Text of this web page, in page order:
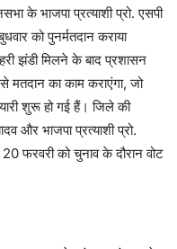
के भाजपा प्रत्याशी प्रो. एसपी
को पुनर्मतदान कराया
झंडी मिलने के बाद प्रशासन
मतदान का काम कराएंगा, जो
शुरू हो गई हैं। जिले की
और भाजपा प्रत्याशी प्रो.
फरवरी को चुनाव के दौरान वोट